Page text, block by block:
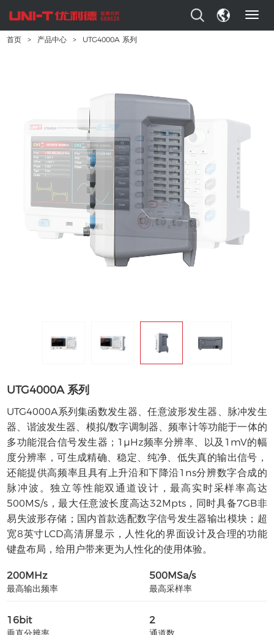
T
o
首页 > 产品中心 > UTG4000A 系列
UTG4000A 系列
UTG4000A系列集函数发生器、任意波形发生器、脉冲发生
器、谐波发生器、模拟/数字调制器、频率计等功能于一体的
多功能混合信号发生器；1μHz频率分辨率、以及1mV的幅
度分辨率，可生成精确、稳定、纯净、低失真的输出信号，
还能提供高频率且具有上升沿和下降沿1ns分辨数字合成的
脉冲波。独立等性能双通道设计，最高实时采样率高达
500MS/s，最大任意波长度高达32Mpts，同时具备7GB非
易失波形存储；国内首款选配数字信号发生器输出模块；超
宽8英寸LCD高清屏显示，人性化的界面设计及合理的功能
键盘布局，给用户带来更为人性化的使用体验。
200MHz
最高输出频率
500MSa/s
最高采样率
16bit 2